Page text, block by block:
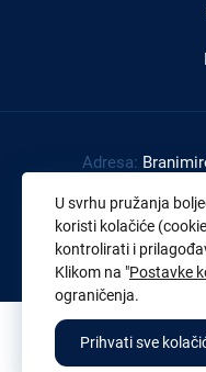
Adresa:
Tel:
Faks:
© 2026. Sva prava
U svrhu pružanja
koristi kolačiće
kontrolirati i
Klikom na "Postavke
ograničenja.
Prihvati sve